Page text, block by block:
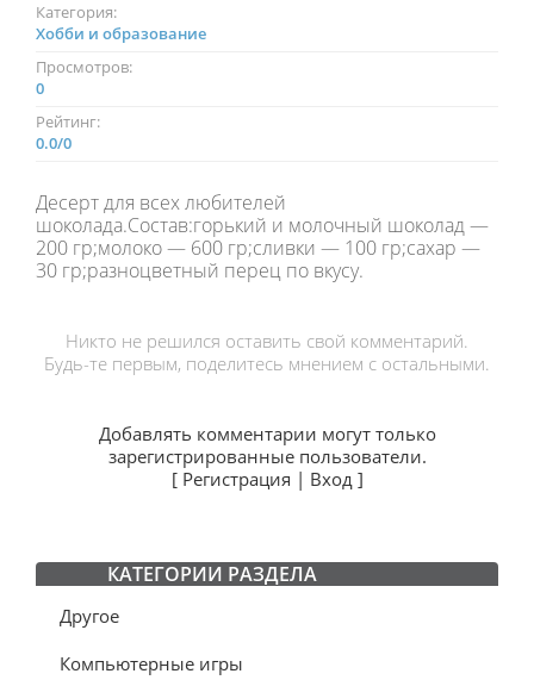
Категория:
Хобби и образование
Просмотров:
0
Рейтинг:
0.0/0
Десерт для всех любителей
шоколада.Состав:горький и молочный шоколад —
200 гр;молоко — 600 гр;сливки — 100 гр;сахар —
30 гр;разноцветный перец по вкусу.
Никто не решился оставить свой комментарий.
Будь-те первым, поделитесь мнением с остальными.
Добавлять комментарии могут только
зарегистрированные пользователи.
[ Регистрация | Вход]
КАТЕГОРИИ РАЗДЕЛА
Другое
Компьютерные игры